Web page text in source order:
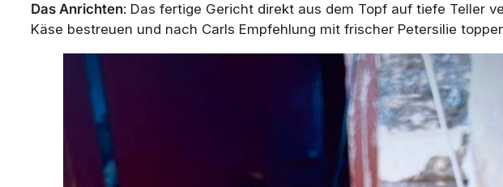
Das Anrichten: Das fertige Gericht direkt aus dem Topf auf tiefe Teller
Käse bestreuen und nach Carls Empfehlung mit frischer Petersilie